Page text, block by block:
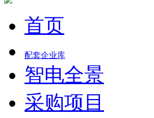
首页
配套企业库
智电全景
采购项目